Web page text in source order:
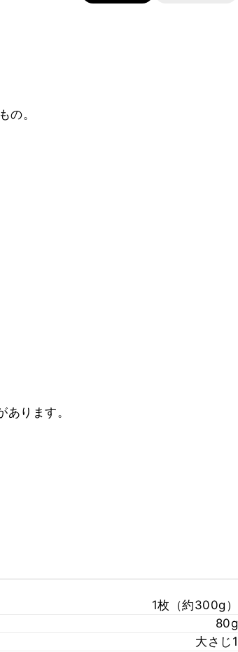
の。
ります。
1枚（約300g）
80g
大さじ1